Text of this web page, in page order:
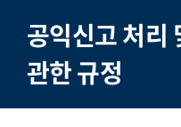
공익신고 처리
관한 규정